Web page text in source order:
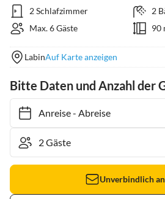
2 Schlafzimmer
2
Max. 6 Gäste
90
LabinAuf Karte anzeigen
Bitte Daten und Anzahl der
Anreise- Abreise
Unverbindlich